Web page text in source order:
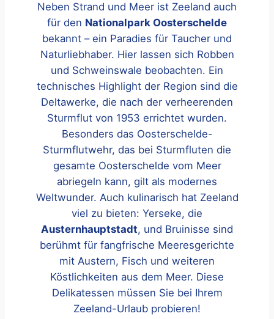
Neben Strand und Meer ist Zeeland auch
für den Nationalpark Oosterschelde
bekannt – ein Paradies für Taucher und
Naturliebhaber. Hier lassen sich Robben
und Schweinswale beobachten. Ein
technisches Highlight der Region sind die
Deltawerke, die nach der verheerenden
Sturmflut von 1953 errichtet wurden.
Besonders das Oosterschelde-
Sturmflutwehr, das bei Sturmfluten die
gesamte Oosterschelde vom Meer
abriegeln kann, gilt als modernes
Weltwunder. Auch kulinarisch hat Zeeland
viel zu bieten: Yerseke, die
Austernhauptstadt, und Bruinisse sind
berühmt für fangfrische Meeresgerichte
mit Austern, Fisch und weiteren
Köstlichkeiten aus dem Meer. Diese
Delikatessen müssen Sie bei Ihrem
Zeeland-Urlaub probieren!